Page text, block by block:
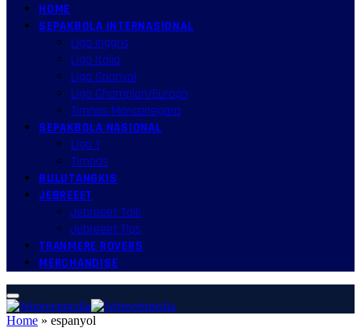
HOME
SEPAKBOLA INTERNASIONAL
Liga Inggris
Liga Italia
Liga Spanyol
Liga Champion/Europa
Timnas Mancanegara
SEPAKBOLA NASIONAL
Liga 1
Timnas
BULUTANGKIS
JEBREEET
Jebreeet Talk
Jebreeet Tips
TRANMERE ROVERS
MERCHANDISE
Home » espanyol